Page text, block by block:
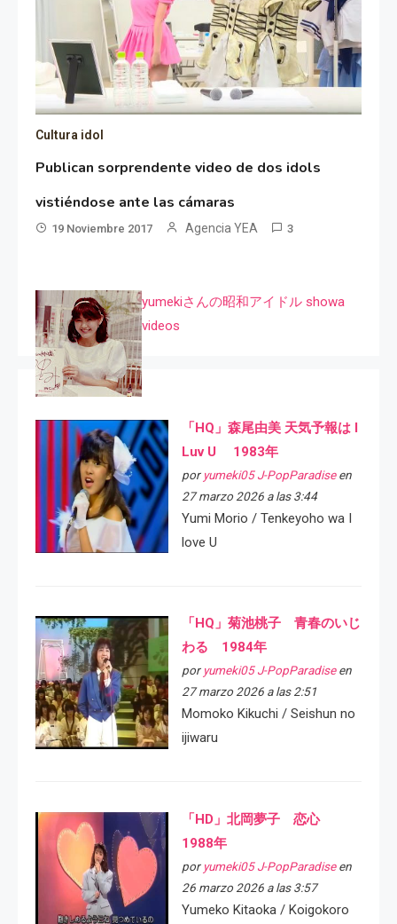
Cultura idol
Publican sorprendente video de dos idols
vistiéndose ante las cámaras
19 Noviembre 2017 Agencia YEA 3
yumekiさんの昭和アイドル showa
videos
「HQ」森尾由美 天気予報は I
Luv U 1983年
por yumeki05 J-PopParadiseen
27 marzo 2026 a las 3:44
Yumi Morio / Tenkeyoho wa I
love U
「HQ」菊池桃子 青春のいじ
わる 1984年
por yumeki05 J-PopParadiseen
27 marzo 2026 a las 2:51
Momoko Kikuchi / Seishun no
ijiwaru
「HD」北岡夢子 恋心
1988年
por yumeki05 J-PopParadiseen
26 marzo 2026 a las 3:57
Yumeko Kitaoka / Koigokoro